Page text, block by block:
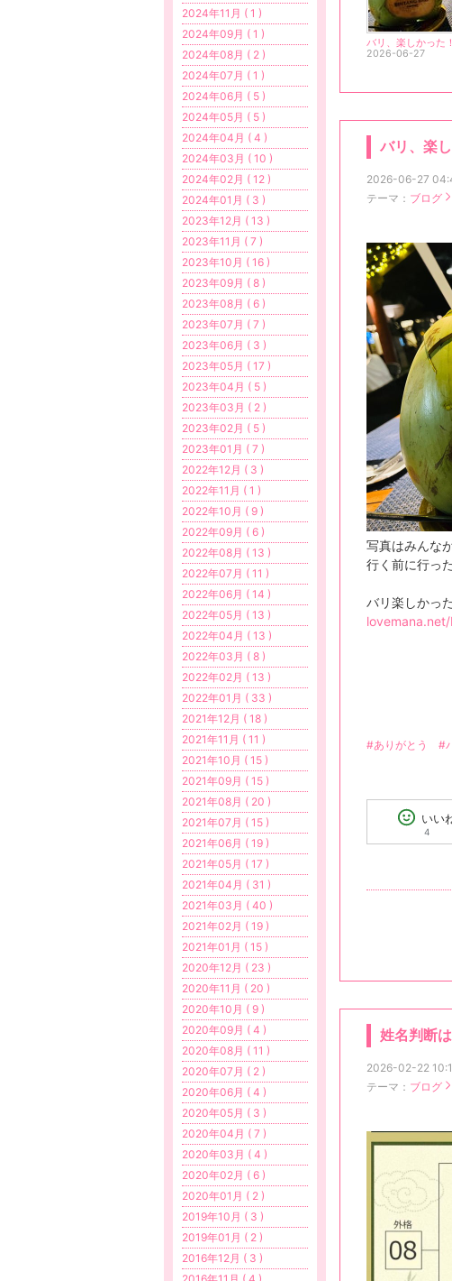
2026-06-27
バリ、楽
2026-06-27
テーマ： ブログ
写真はみんな
行く前に行っ
バリ楽しかっ
#ありがとう #
いい
4
姓名判断
2026-02-22
テーマ： ブログ
2024年11月 ( 1 )
2024年09月 ( 1 )
2024年08月 ( 2 )
2024年07月 ( 1 )
2024年06月 ( 5 )
2024年05月 ( 5 )
2024年04月 ( 4 )
2024年03月 ( 10 )
2024年02月 ( 12 )
2024年01月 ( 3 )
2023年12月 ( 13 )
2023年11月 ( 7 )
2023年10月 ( 16 )
2023年09月 ( 8 )
2023年08月 ( 6 )
2023年07月 ( 7 )
2023年06月 ( 3 )
2023年05月 ( 17 )
2023年04月 ( 5 )
2023年03月 ( 2 )
2023年02月 ( 5 )
2023年01月 ( 7 )
2022年12月 ( 3 )
2022年11月 ( 1 )
2022年10月 ( 9 )
2022年09月 ( 6 )
2022年08月 ( 13 )
2022年07月 ( 11 )
2022年06月 ( 14 )
2022年05月 ( 13 )
2022年04月 ( 13 )
2022年03月 ( 8 )
2022年02月 ( 13 )
2022年01月 ( 33 )
2021年12月 ( 18 )
2021年11月 ( 11 )
2021年10月 ( 15 )
2021年09月 ( 15 )
2021年08月 ( 20 )
2021年07月 ( 15 )
2021年06月 ( 19 )
2021年05月 ( 17 )
2021年04月 ( 31 )
2021年03月 ( 40 )
2021年02月 ( 19 )
2021年01月 ( 15 )
2020年12月 ( 23 )
2020年11月 ( 20 )
2020年10月 ( 9 )
2020年09月 ( 4 )
2020年08月 ( 11 )
2020年07月 ( 2 )
2020年06月 ( 4 )
2020年05月 ( 3 )
2020年04月 ( 7 )
2020年03月 ( 4 )
2020年02月 ( 6 )
2020年01月 ( 2 )
2019年10月 ( 3 )
2019年01月 ( 2 )
2016年12月 ( 3 )